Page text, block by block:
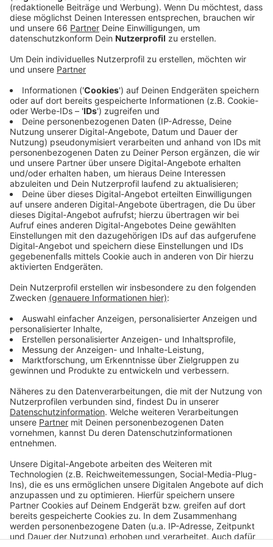
Veröffentlicht:Freitag, 10.11.2023 05:52
Anzeige
Sechs statt bisher vier Bahnen sind in diesem Jahr für
Eisstockschießen vorgesehen. Dafür wurden
besondere Kunstbahnen gebaut, die keine Energie
verbrauchen, so die Betreiber. Auch Heizpilze gebe es
nicht. Die gesamte Winterwelt öffnet immer um 11
Uhr. Auch Schulklassen können Termine buchen. Damit
füllt sich der Winterkalender in Düsseldorf: Das
Riesenrad dreht sich schon länger auf dem Burgplatz,
die Weihnachtsmärkte öffnen dann ab dem 23.
November.
Anzeige
Weitere Infos und Links zum Thema:
"Kö on Ice"
Riesenrad auf dem Burgplatz
Weihnachtsmärkte in Düsseldorf
Anzeige
Anzeige